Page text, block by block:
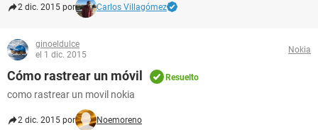
2 dic. 2015 por Carlos Villagómez
ginoeldulce
el 1 dic. 2015
Nokia
Cómo rastrear un móvil Resuelto
como rastrear un movil nokia
2 dic. 2015 por Noemoreno